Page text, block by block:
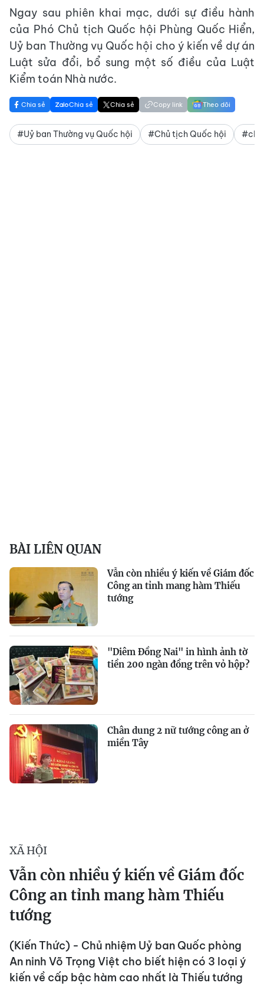
Ngay sau phiên khai mạc, dưới sự điều hành
của Phó Chủ tịch Quốc hội Phùng Quốc Hiển,
Uỷ ban Thường vụ Quốc hội cho ý kiến về dự án
Luật sửa đổi, bổ sung một số điều của Luật
Kiểm toán Nhà nước.
Chia sẻ Chia sẻ Chia sẻ Copy link Theo dõi
#Uỷ ban Thường vụ Quốc hội #Chủ tịch Quốc hội
BÀI LIÊN QUAN
Vẫn còn nhiều ý kiến về Giám đốc
Công an tỉnh mang hàm Thiếu
tướng
"Diêm Đồng Nai" in hình ảnh tờ
tiền 200 ngàn đồng trên vỏ hộp?
Chân dung 2 nữ tướng công an ở
miền Tây
XÃ HỘI
Vẫn còn nhiều ý kiến về Giám đốc
Công an tỉnh mang hàm Thiếu
tướng
(Kiến Thức) - Chủ nhiệm Uỷ ban Quốc phòng
An ninh Võ Trọng Việt cho biết hiện có 3 loại ý
kiến về cấp bậc hàm cao nhất là Thiếu tướng